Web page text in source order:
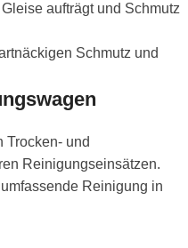
aufträgt und Schmutz
Schmutz und
Trocken- und
Reinigungseinsätzen.
Reinigung in